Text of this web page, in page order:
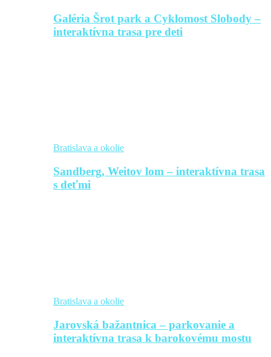
Galéria Šrot park a Cyklomost Slobody –
interaktívna trasa pre deti
Bratislava a okolie
Sandberg, Weitov lom – interaktívna trasa
s deťmi
Bratislava a okolie
Jarovská bažantnica – parkovanie a
interaktívna trasa k barokovému mostu